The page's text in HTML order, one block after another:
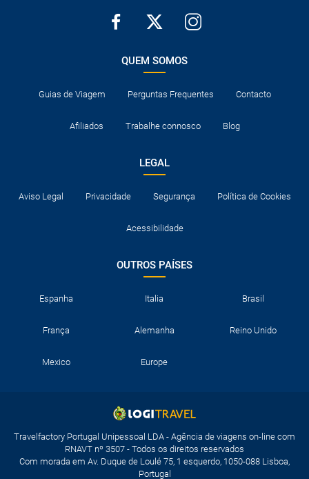
QUEM SOMOS
Guias de Viagem Perguntas Frequentes Contacto
Afiliados Trabalhe connosco Blog
LEGAL
Aviso Legal Privacidade Segurança Política de Cookies
Acessibilidade
OUTROS PAÍSES
Espanha Italia Brasil
França Alemanha Reino Unido
Mexico Europe
Travelfactory Portugal Unipessoal LDA - Agência de viagens on-line com
RNAVT nº 3507 - Todos os direitos reservados
Com morada em Av. Duque de Loulé 75, 1 esquerdo, 1050-088 Lisboa,
Portugal